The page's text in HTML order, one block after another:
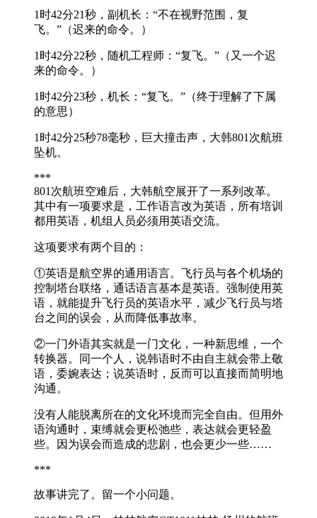
1时42分21秒，副机长：“不在视野范围，复
飞。”（迟来的命令。）
1时42分22秒，随机工程师：“复飞。”（又一个迟
来的命令。）
1时42分23秒，机长：“复飞。”（终于理解了下属
的意思）
1时42分25秒78毫秒，巨大撞击声，大韩801次航班
坠机。
***
801次航班空难后，大韩航空展开了一系列改革。
其中有一项要求是，工作语言改为英语，所有培训
都用英语，机组人员必须用英语交流。
这项要求有两个目的：
①英语是航空界的通用语言。飞行员与各个机场的
控制塔台联络，通话语言基本是英语。强制使用英
语，就能提升飞行员的英语水平，减少飞行员与塔
台之间的误会，从而降低事故率。
②一门外语其实就是一门文化，一种新思维，一个
转换器。同一个人，说韩语时不由自主就会带上敬
语，委婉表达；说英语时，反而可以直接而简明地
沟通。
没有人能脱离所在的文化环境而完全自由。但用外
语沟通时，束缚就会更松弛些，表达就会更轻盈
些。因为误会而造成的悲剧，也会更少一些……
***
故事讲完了。留一个小问题。